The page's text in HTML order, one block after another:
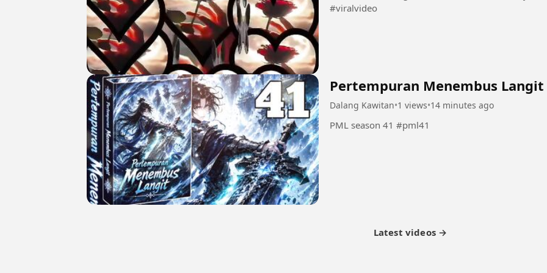
#viralvideo
Pertempuran Menembus Langit
Dalang Kawitan•1 views•14 minutes ago
PML season 41 #pml41
Latest videos →